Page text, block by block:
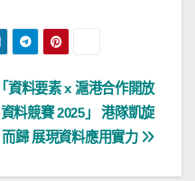
「資料要素 x 滬港合作開放
資料競賽 2025」 港隊凱旋
而歸 展現資料應用實力